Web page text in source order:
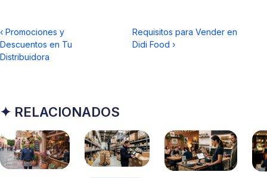
‹ Promociones y
Descuentos en Tu
Distribuidora
Requisitos para Vender en
Didi Food ›
✦ RELACIONADOS